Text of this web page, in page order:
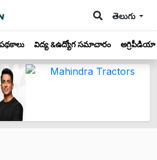
తెలుగు
పథకాలు విద్య &ఉద్యోగ సమాచారం అగ్రిపీడియా